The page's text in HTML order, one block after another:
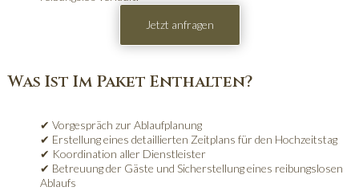
Jetzt anfragen
Was Ist Im Paket Enthalten?
✔ Vorgespräch zur Ablaufplanung
✔ Erstellung eines detaillierten Zeitplans für den Hochzeitstag
✔ Koordination aller Dienstleister
✔ Betreuung der Gäste und Sicherstellung eines reibungslosen
Ablaufs